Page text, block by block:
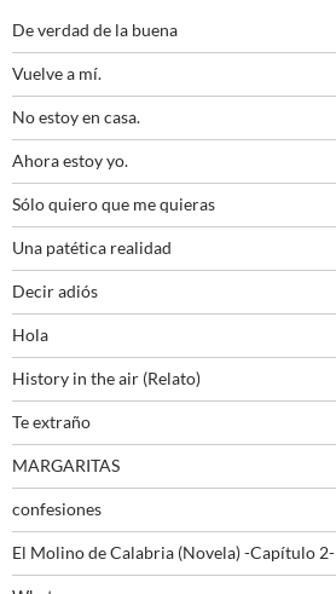
De verdad de la buena
Vuelve a mí.
No estoy en casa.
Ahora estoy yo.
Sólo quiero que me quieras
Una patética realidad
Decir adiós
Hola
History in the air (Relato)
Te extraño
MARGARITAS
confesiones
El Molino de Calabria (Novela) -Capítulo 2-